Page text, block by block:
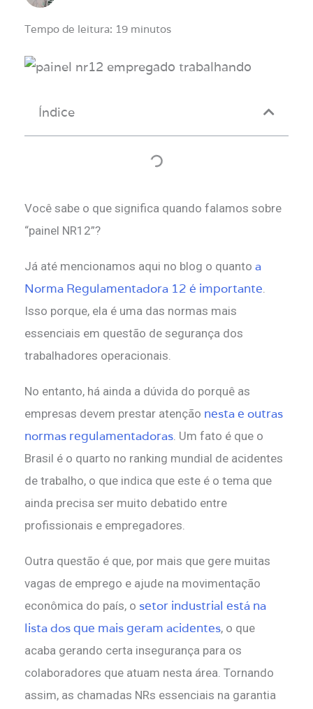
Tempo de leitura: 19 minutos
Índice
Você sabe o que significa quando falamos sobre
“painel NR12”?
Já até mencionamos aqui no blog o quanto a
Norma Regulamentadora 12 é importante
Isso porque, ela é uma das normas mais
essenciais em questão de segurança dos
trabalhadores operacionais.
No entanto, há ainda a dúvida do porquê as
empresas devem prestar atenção nesta e outras
normas regulamentadoras . Um fato é que o
Brasil é o quarto no ranking mundial de acidentes
de trabalho, o que indica que este é o tema que
ainda precisa ser muito debatido entre
profissionais e empregadores.
Outra questão é que, por mais que gere muitas
vagas de emprego e ajude na movimentação
econômica do país, o setor industrial está na
lista dos que mais geram acidentes, o que
acaba gerando certa insegurança para os
colaboradores que atuam nesta área. Tornando
assim, as chamadas NRs essenciais na garantia